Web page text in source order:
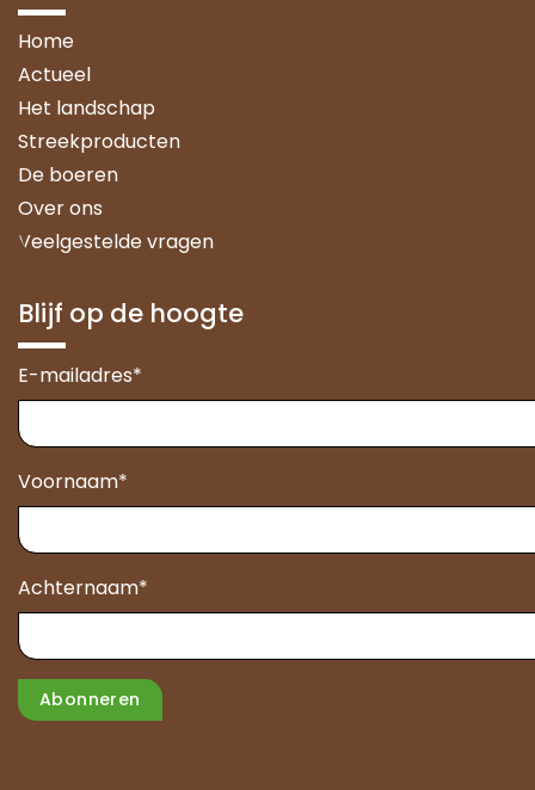
Home
Actueel
Het landschap
Streekproducten
De boeren
Over ons
Veelgestelde vragen
Blijf op de hoogte
E-mailadres*
Voornaam*
Achternaam*
Abonneren